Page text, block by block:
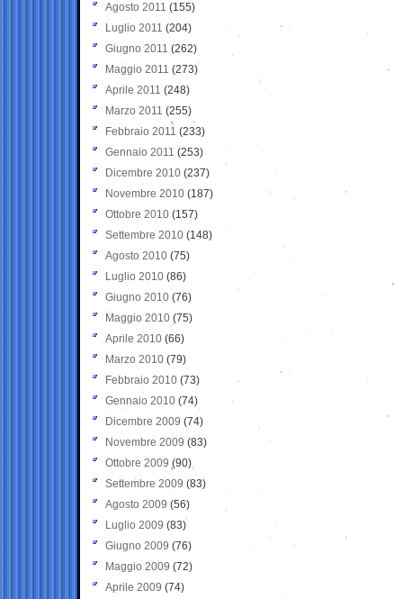
Agosto 2011 (155)
Luglio 2011 (204)
Giugno 2011 (262)
Maggio 2011 (273)
Aprile 2011 (248)
Marzo 2011 (255)
Febbraio 2011 (233)
Gennaio 2011 (253)
Dicembre 2010 (237)
Novembre 2010 (187)
Ottobre 2010 (157)
Settembre 2010 (148)
Agosto 2010 (75)
Luglio 2010 (86)
Giugno 2010 (76)
Maggio 2010 (75)
Aprile 2010 (66)
Marzo 2010 (79)
Febbraio 2010 (73)
Gennaio 2010 (74)
Dicembre 2009 (74)
Novembre 2009 (83)
Ottobre 2009 (90)
Settembre 2009 (83)
Agosto 2009 (56)
Luglio 2009 (83)
Giugno 2009 (76)
Maggio 2009 (72)
Aprile 2009 (74)